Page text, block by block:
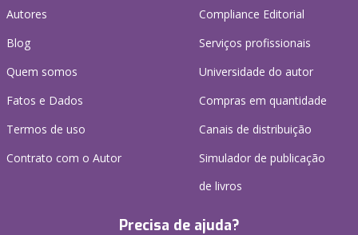
Autores
Blog
Quem somos
Fatos e Dados
Termos de uso
Contrato com o Autor
Compliance Editorial
Serviços profissionais
Universidade do autor
Compras em quantidade
Canais de distribuição
Simulador de publicação
de livros
Precisa de ajuda?